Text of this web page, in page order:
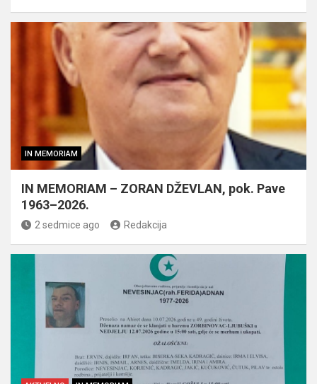
IN MEMORIAM
IN MEMORIAM – ZORAN DŽEVLAN, pok. Pave
1963–2026.
2 sedmice ago Redakcija